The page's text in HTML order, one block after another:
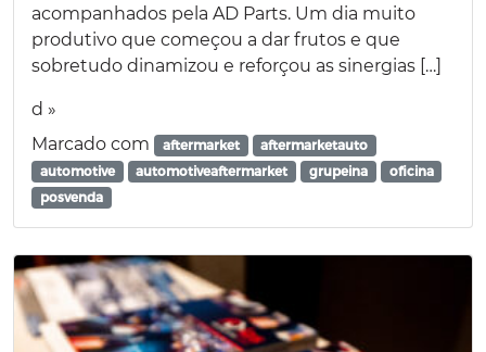
acompanhados pela AD Parts. Um dia muito
produtivo que começou a dar frutos e que
sobretudo dinamizou e reforçou as sinergias […]
d »
Marcado com
aftermarket
aftermarketauto
automotive
automotiveaftermarket grupeina
oficina
posvenda